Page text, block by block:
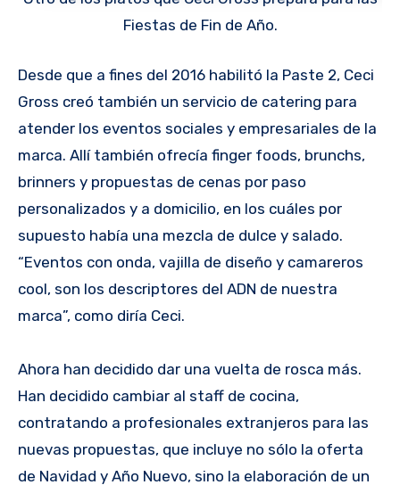
Fiestas de Fin de Año.
Desde que a fines del 2016 habilitó la Paste 2, Ceci
Gross creó también un servicio de catering para
atender los eventos sociales y empresariales de la
marca. Allí también ofrecía finger foods, brunchs,
brinners y propuestas de cenas por paso
personalizados y a domicilio, en los cuáles por
supuesto había una mezcla de dulce y salado.
“Eventos con onda, vajilla de diseño y camareros
cool, son los descriptores del ADN de nuestra
marca”, como diría Ceci.
Ahora han decidido dar una vuelta de rosca más.
Han decidido cambiar al staff de cocina,
contratando a profesionales extranjeros para las
nuevas propuestas, que incluye no sólo la oferta
de Navidad y Año Nuevo, sino la elaboración de un